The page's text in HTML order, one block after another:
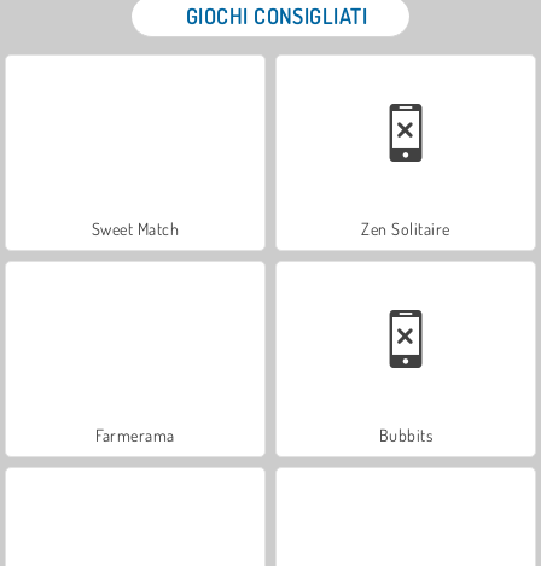
GIOCHI CONSIGLIATI
Sweet Match Zen Solitaire
Farmerama Bubbits